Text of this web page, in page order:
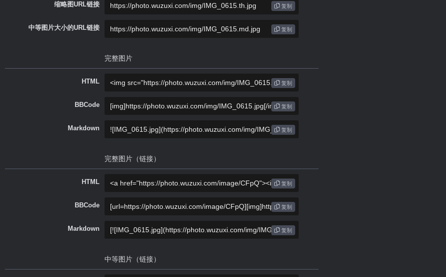
缩略图URL链接 复制
中等图片大小的URL链接 复制
完整图片
HTML 复制
BBCode 复制
Markdown 复制
完整图片（链接）
HTML 复制
BBCode 复制
Markdown 复制
中等图片（链接）